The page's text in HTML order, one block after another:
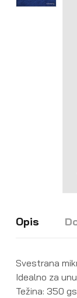
Opis
Svestrana
Idealno za
Težina: 350